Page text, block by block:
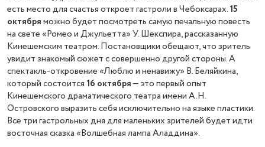
есть место для счастья откроет гастроли в Чебоксарах.15
октябряможно будет посмотреть самую печальную повесть
на свете «Ромео и Джульетта» У. Шекспира, рассказанную
Кинешемским театром. Постановщики обещают, что зритель
увидит знакомый сюжет с совершенно другой стороны. А
спектакль-откровение «Люблю и ненавижу» В. Беляйкина,
который состоится 16 октября— это первый опыт
Кинешемского драматического театра имени А.Н.
Островского выразить себя исключительно на языке пластики.
Все три гастрольных дня для маленьких зрителей будет идти
восточная сказка «Волшебная лампа Аладдина».